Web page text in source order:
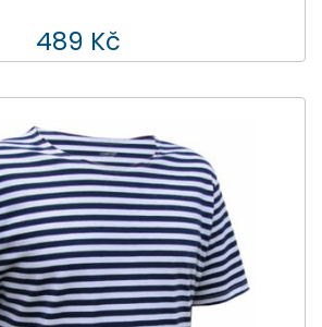
489 Kč